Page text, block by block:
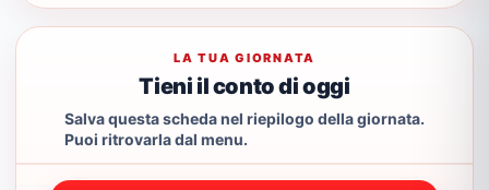
LA TUA GIORNATA
Tieni il conto di oggi
Salva questa scheda nel riepilogo della giornata.
Puoi ritrovarla dal menu.